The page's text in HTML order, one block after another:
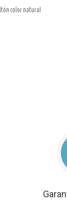
color natural